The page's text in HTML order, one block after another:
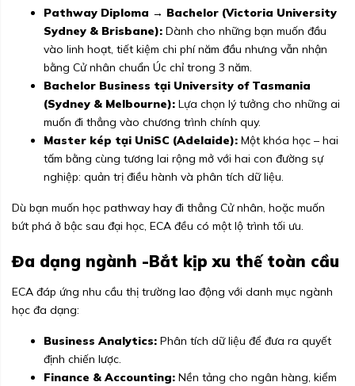
Pathway Diploma → Bachelor (Victoria University
Sydney & Brisbane): Dành cho những bạn muốn đầu
vào linh hoạt, tiết kiệm chi phí năm đầu nhưng vẫn nhận
bằng Cử nhân chuẩn Úc chỉ trong 3 năm.
Bachelor Business tại University of Tasmania
(Sydney & Melbourne): Lựa chọn lý tưởng cho những ai
muốn đi thẳng vào chương trình chính quy.
Master kép tại UniSC (Adelaide): Một khóa học – hai
tấm bằng cùng tương lai rộng mở với hai con đường sự
nghiệp: quản trị điều hành và phân tích dữ liệu.
Dù bạn muốn học pathway hay đi thẳng Cử nhân, hoặc muốn
bứt phá ở bậc sau đại học, ECA đều có một lộ trình tối ưu.
Đa dạng ngành -Bắt kịp xu thế toàn cầu
ECA đáp ứng nhu cầu thị trường lao động với danh mục ngành
học đa dạng:
Business Analytics: Phân tích dữ liệu để đưa ra quyết
định chiến lược.
Finance & Accounting: Nền tảng cho ngân hàng, kiểm